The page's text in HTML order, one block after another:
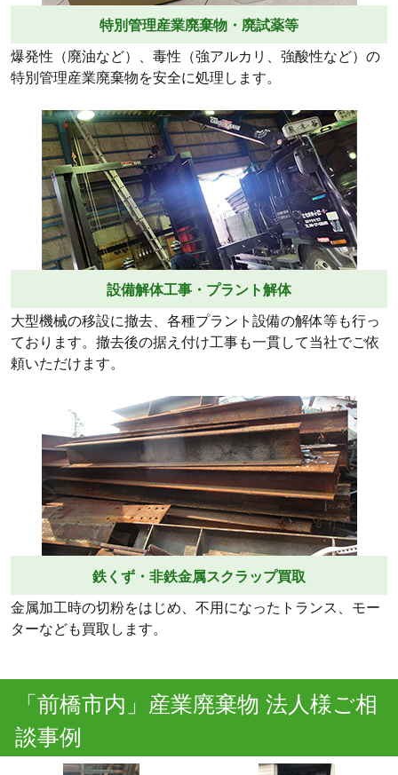
特別管理産業廃棄物・廃試薬等
爆発性（廃油など）、毒性（強アルカリ、強酸性など）の
特別管理産業廃棄物を安全に処理します。
設備解体工事・プラント解体
大型機械の移設に撤去、各種プラント設備の解体等も行っ
ております。撤去後の据え付け工事も一貫して当社でご依
頼いただけます。
鉄くず・非鉄金属スクラップ買取
金属加工時の切粉をはじめ、不用になったトランス、モー
ターなども買取します。
「前橋市内」産業廃棄物 法人様ご相
談事例